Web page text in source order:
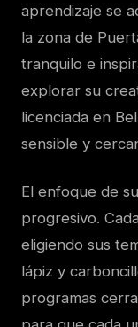
aprendizaje se
la zona de
tranquilo e
explorar su
licenciada en
sensible y
El enfoque de
progresivo.
eligiendo sus
lápiz y
programas